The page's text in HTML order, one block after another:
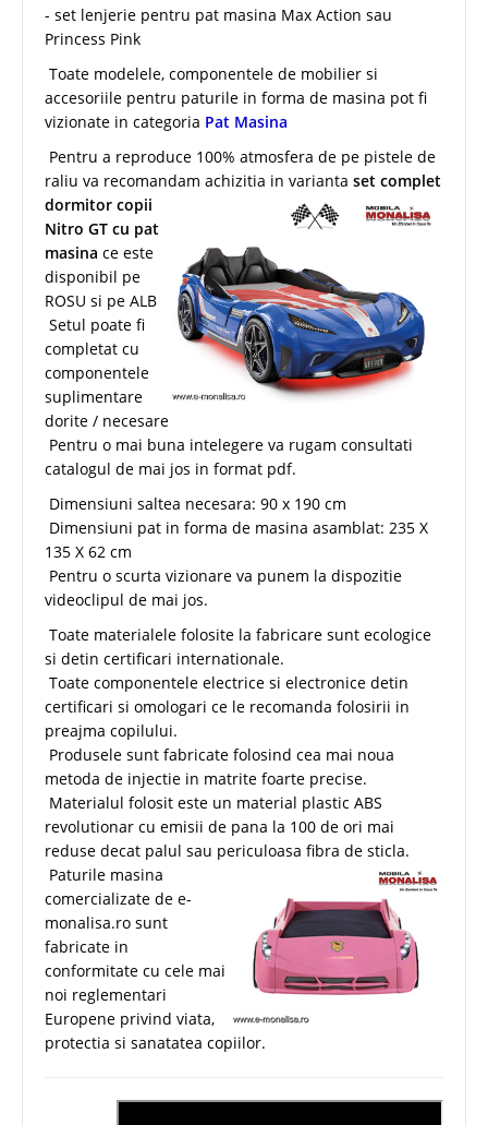
- set lenjerie pentru pat masina Max Action sau
Princess Pink
Toate modelele, componentele de mobilier si
accesoriile pentru paturile in forma de masina pot fi
vizionate in categoria Pat Masina
Pentru a reproduce 100% atmosfera de pe pistele de
raliu va recomandam achizitia in varianta set complet
dormitor copii
Nitro GT cu pat
masina ce este
disponibil pe
ROSU si pe ALB
Setul poate fi
completat cu
componentele
suplimentare
dorite / necesare
Pentru o mai buna intelegere va rugam consultati
catalogul de mai jos in format pdf.
Dimensiuni saltea necesara: 90 x 190 cm
Dimensiuni pat in forma de masina asamblat: 235 X
135 X 62 cm
Pentru o scurta vizionare va punem la dispozitie
videoclipul de mai jos.
Toate materialele folosite la fabricare sunt ecologice
si detin certificari internationale.
Toate componentele electrice si electronice detin
certificari si omologari ce le recomanda folosirii in
preajma copilului.
Produsele sunt fabricate folosind cea mai noua
metoda de injectie in matrite foarte precise.
Materialul folosit este un material plastic ABS
revolutionar cu emisii de pana la 100 de ori mai
reduse decat palul sau periculoasa fibra de sticla.
Paturile masina
comercializate de e-
monalisa.ro sunt
fabricate in
conformitate cu cele mai
noi reglementari
Europene privind viata,
protectia si sanatatea copiilor.